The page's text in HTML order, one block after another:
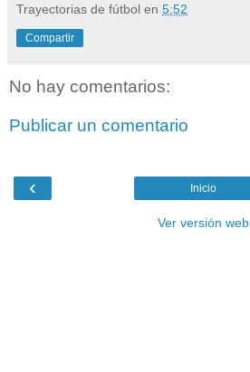
Trayectorias de fútbol en 5:52
Compartir
No hay comentarios:
Publicar un comentario
‹ Inicio
Ver versión web